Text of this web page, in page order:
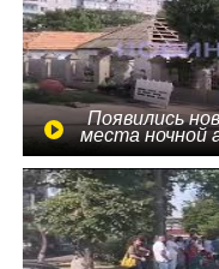
Появились
места ночной